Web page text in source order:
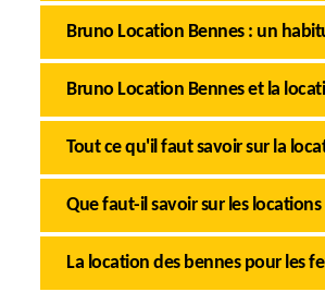
Bruno Location Bennes : un
Bruno Location Bennes et la
Tout ce qu'il faut savoir sur la
Que faut-il savoir sur les
La location des bennes pour les